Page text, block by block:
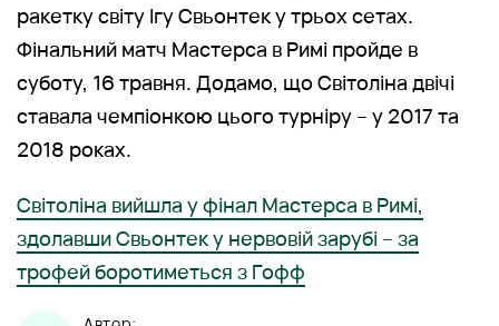
ракетку світу Ігу Свьонтек у трьох сетах.
Фінальний матч Мастерса в Римі пройде в
суботу, 16 травня. Додамо, що Світоліна двічі
ставала чемпіонкою цього турніру – у 2017 та
2018 роках.
Світоліна вийшла у фінал Мастерса в Римі,
здолавши Свьонтек у нервовій зарубі – за
трофей боротиметься з Гофф